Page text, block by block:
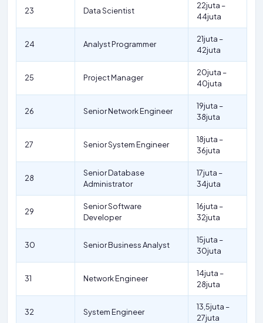
23 Data Scientist
22juta –
44juta
24 Analyst Programmer
21juta –
42juta
25 Project Manager
20juta –
40juta
26 Senior Network Engineer
19juta –
38juta
27 Senior System Engineer
18juta –
36juta
28
Senior Database
Administrator
17juta –
34juta
29
Senior Software
Developer
16juta –
32juta
30 Senior Business Analyst
15juta –
30juta
31 Network Engineer
14juta –
28juta
32 System Engineer
13,5juta –
27juta